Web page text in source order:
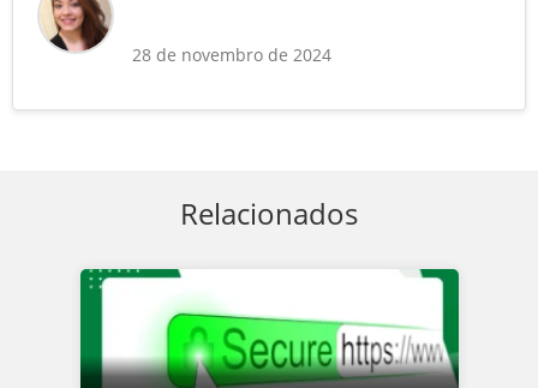
28 de novembro de 2024
Relacionados